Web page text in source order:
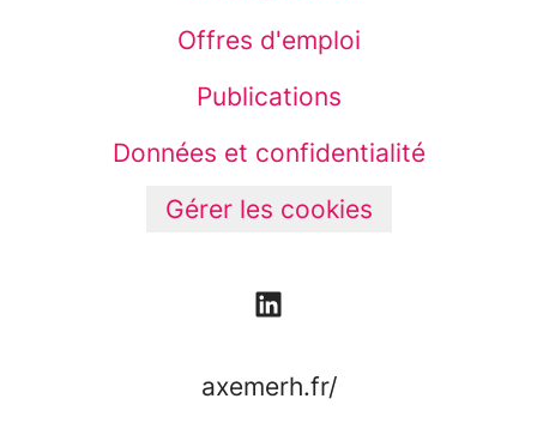
Offres d'emploi
Publications
Données et confidentialité
Gérer les cookies
axemerh.fr/